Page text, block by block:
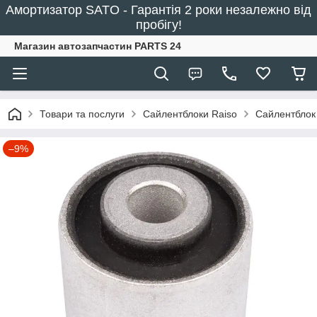
Амортизатор SATO - Гарантія 2 роки незалежно від
пробігу!
Магазин автозапчастин PARTS 24
Товари та послуги Сайлентблоки Raiso
–9%